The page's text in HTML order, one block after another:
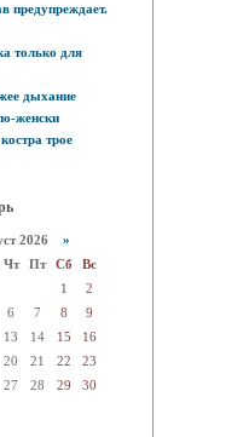
предупреждает.
только для
дыхание
женски
трое
2026 »
Чт Пт Сб
Вс
1
2
6 7 8
9
13 14 15
16
20 21 22
23
27 28 29
30